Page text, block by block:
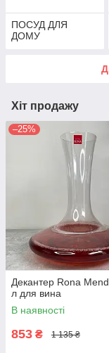
ПОСУД ДЛЯ
ДОМУ
Хіт продажу
–25%
Декантер Rona
л для вина
В наявності
853 ₴ 1 135 ₴